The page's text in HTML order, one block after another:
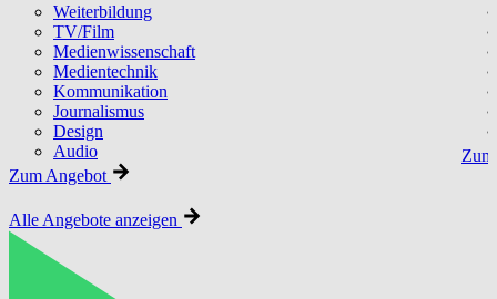
Weiterbildung
TV/Film
Medienwissenschaft
Medientechnik
Kommunikation
Journalismus
Design
Audio
Zum Angebot
Alle Angebote anzeigen